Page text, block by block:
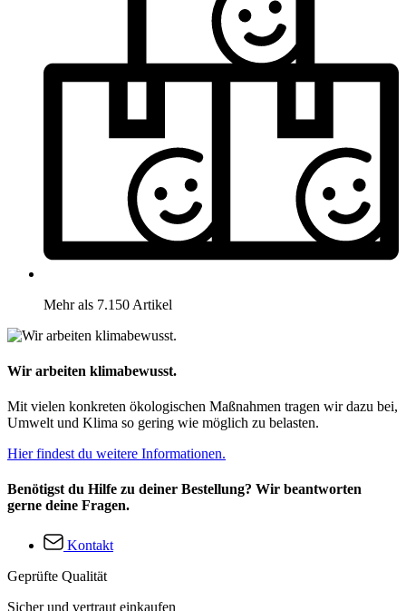
Mehr als 7.150 Artikel
Wir arbeiten klimabewusst.
Mit vielen konkreten ökologischen Maßnahmen tragen wir dazu bei,
Umwelt und Klima so gering wie möglich zu belasten.
Hier findest du weitere Informationen.
Benötigst du Hilfe zu deiner Bestellung? Wir beantworten
gerne deine Fragen.
Kontakt
Geprüfte Qualität
Sicher und vertraut einkaufen